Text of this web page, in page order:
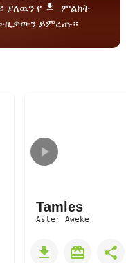
የ
ምልክት
ይምረጡ።
Tamles
Aster Aweke